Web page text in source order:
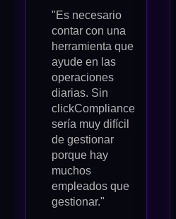
"Es necesario
contar con una
herramienta que
ayude en las
operaciones
diarias. Sin
clickCompliance
sería muy difícil
de gestionar
porque hay
muchos
empleados que
gestionar."